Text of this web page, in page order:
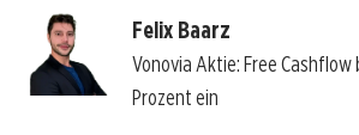
Felix Baarz
Vonovia Aktie: Free
Prozent ein